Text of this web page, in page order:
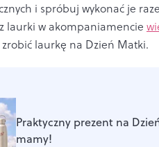
i spróbuj wykonać je
laurki w akompaniamencie
laurkę na Dzień Matki.
Praktyczny prezent na
mamy!